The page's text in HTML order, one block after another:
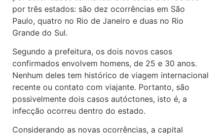
por três estados: são dez ocorrências em São
Paulo, quatro no Rio de Janeiro e duas no Rio
Grande do Sul.
Segundo a prefeitura, os dois novos casos
confirmados envolvem homens, de 25 e 30 anos.
Nenhum deles tem histórico de viagem internacional
recente ou contato com viajante. Portanto, são
possivelmente dois casos autóctones, isto é, a
infecção ocorreu dentro do estado.
Considerando as novas ocorrências, a capital